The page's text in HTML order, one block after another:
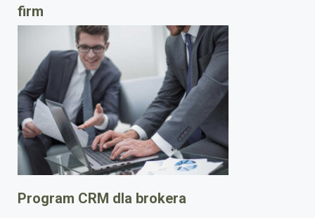
firm
Program CRM dla brokera